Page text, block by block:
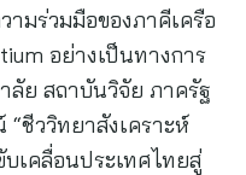
มร่วมมือของภาคีเครือ
อย่างเป็นทางการ
ลัย สถาบันวิจัย ภาครัฐ
ชีววิทยาสังเคราะห์
เคลื่อนประเทศไทยสู่